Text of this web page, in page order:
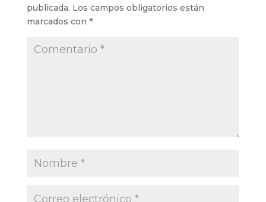
publicada. Los campos obligatorios están
marcados con *